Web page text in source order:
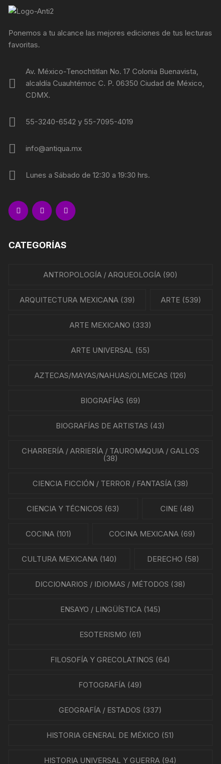
Ponemos a tu alcance las mejores ediciones de tus lecturas
favoritas.
Av. México-Tenochtitlan No. 17 Colonia Buenavista,
alcaldía Cuauhtémoc C. P. 06350 Ciudad de México,
CDMX.
55-3240-6542 y 55-7095-4019
info@antiqua.mx
Lunes a Sábado de 12:30 a 19:30 hrs.
CATEGORÍAS
ANTROPOLOGÍA / ARQUEOLOGÍA(90)
ARQUITECTURA MEXICANA(39) ARTE (539)
ARTE MEXICANO (333)
ARTE UNIVERSAL (55)
AZTECAS/MAYAS/NAHUAS/OLMECAS (126)
BIOGRAFÍAS (69)
BIOGRAFÍAS DE ARTISTAS (43)
CHARRERÍA / ARRIERÍA / TAUROMAQUIA / GALLOS
(38)
CIENCIA FICCIÓN / TERROR / FANTASÍA(38)
CIENCIA Y TÉCNICOS (63) CINE(48)
COCINA(101) COCINA MEXICANA (69)
CULTURA MEXICANA(140) DERECHO (58)
DICCIONARIOS / IDIOMAS / MÉTODOS (38)
ENSAYO / LINGÜÍSTICA(145)
ESOTERISMO (61)
FILOSOFÍA Y GRECOLATINOS (64)
FOTOGRAFÍA (49)
GEOGRAFÍA / ESTADOS (337)
HISTORIA GENERAL DE MÉXICO (51)
HISTORIA UNIVERSAL Y GUERRA (94)